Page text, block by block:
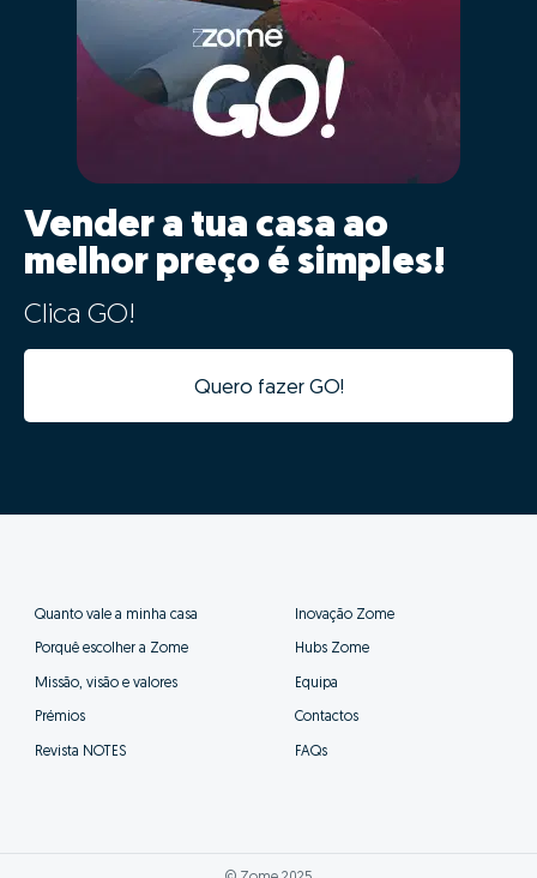
Vender a tua casa ao
melhor preço é simples!
Clica GO!
Quero fazer GO!
Quanto vale a minha casa
Porquê escolher a Zome
Missão, visão e valores
Prémios
Revista NOTES
Inovação Zome
Hubs Zome
Equipa
Contactos
FAQs